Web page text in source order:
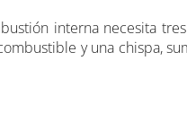
interna necesita
y una chispa,